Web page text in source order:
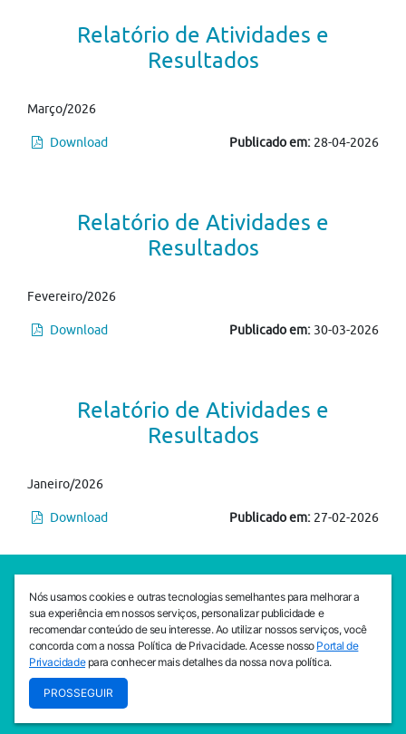
Relatório de Atividades e
Resultados
Março/2026
Download Publicado em: 28-04-2026
Relatório de Atividades e
Resultados
Fevereiro/2026
Download Publicado em: 30-03-2026
Relatório de Atividades e
Resultados
Janeiro/2026
Download Publicado em: 27-02-2026
SEDE CEJAM
Av. da Liberdade, 765, Liberdade, São Paulo, 01503-001
(11) 3469 - 1818
INSTITUTO CEJAM
Av. da Liberdade, 765, Liberdade, São Paulo, 01503-001
Nós usamos cookies e outras tecnologias semelhantes para melhorar a
sua experiência em nossos serviços, personalizar publicidade e
recomendar conteúdo de seu interesse. Ao utilizar nossos serviços, você
concorda com a nossa Política de Privacidade. Acesse nosso Portal de
Privacidadepara conhecer mais detalhes da nossa nova política.
PROSSEGUIR